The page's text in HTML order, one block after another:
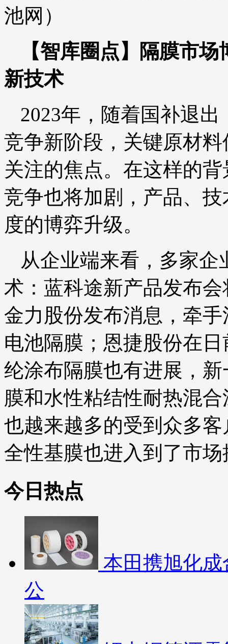
池网）
【智库圈点】隔膜市
新技术
2023年，随着国补退
竞争新阶段，关键原材
关注的焦点。在这样的
竞争也将加剧，产品、
度的博弈升级。
从企业端来看，多家
术：蓝科途新产品发布
金力股份发布消息，牵
电池隔膜；恩捷股份在
纶涂布隔膜也有进展，
膜和水性粘结性耐热混
也越来越多的受到众多
全性基膜也进入到了市
今日热点
本田携旭化
公